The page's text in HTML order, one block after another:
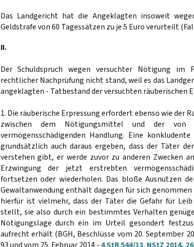
Das Landgericht hat die Angeklagten insoweit
Geldstrafe von 60 Tagessätzen zu je 5 Euro verurteilt
II.
Der Schuldspruch wegen versuchter Nötigung
rechtlicher Nachprüfung nicht stand, weil es das
angeklagten - Tatbestand der versuchten räuberischen
1. Die räuberische Erpressung erfordert ebenso wie der
zwischen dem Nötigungsmittel und der von
vermögensschädigenden Handlung. Eine
grundsätzlich auch daraus ergeben, dass der Täter
verstehen gibt, er werde zuvor zu anderen Zwecken
Erzwingung der jetzt erstrebten
fortsetzen oder wiederholen. Das bloße Ausnutzen
Gewaltanwendung enthält dagegen für sich
hierfür ist vielmehr, dass der Täter die Gefahr für
stellt, sie also durch ein bestimmtes Verhalten
Nötigungslage durch ein im Urteil gesondert
aufrecht erhält (BGH, Beschlüsse vom 20. September